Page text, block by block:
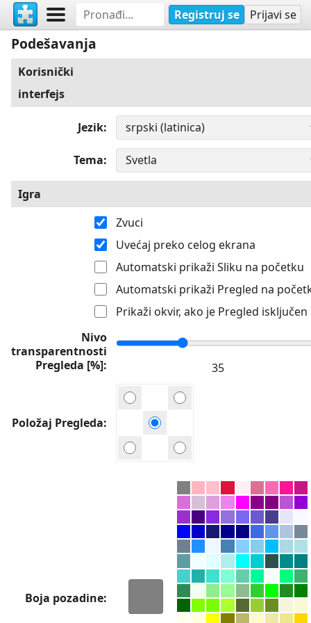
Registruj se Prijavi se
Podešavanja
Korisnički
interfejs
Jezik
Tema
Igra
Zvuci
Uvećaj preko celog ekrana
Automatski prikaži Sliku na početku
Automatski prikaži Pregled na
Prikaži okvir, ako je Pregled isključen
Nivo
transparentnosti
Pregleda [%]
Položaj Pregleda
Boja pozadine